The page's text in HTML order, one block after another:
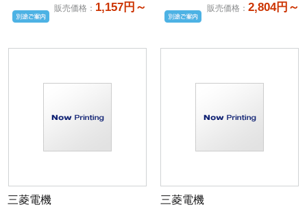
販売価格 ： 1,157円～ 販売価格 ： 2,804円～
三菱電機
三菱電機